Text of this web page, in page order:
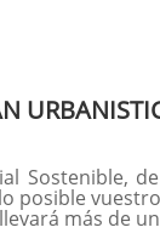
Sostenible,
más de